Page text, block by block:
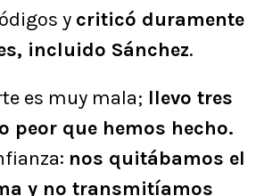
y criticó duramente
incluido Sánchez.
es muy mala; llevo tres
peor que hemos hecho.
nos quitábamos el
y no transmitíamos